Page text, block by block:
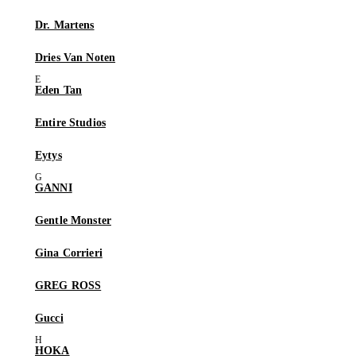
Dr. Martens
Dries Van Noten
Eden Tan
Entire Studios
Eytys
GANNI
Gentle Monster
Gina Corrieri
GREG ROSS
Gucci
HOKA